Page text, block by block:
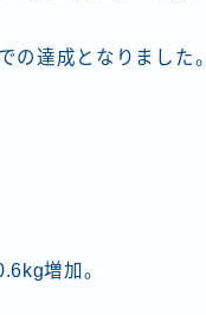
の達成となりました。
増加。